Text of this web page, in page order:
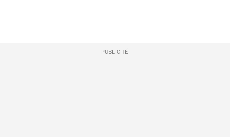
PUBLICITÉ